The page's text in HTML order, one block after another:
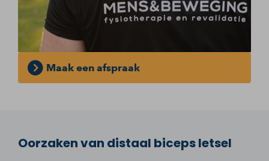
Maak een afspraak
Oorzaken van distaal biceps letsel